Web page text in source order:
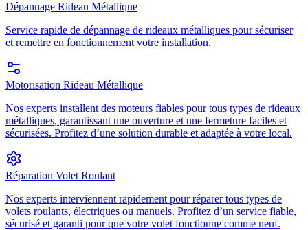
Dépannage Rideau Métallique
Service rapide de dépannage de rideaux métalliques pour sécuriser
et remettre en fonctionnement votre installation.
Motorisation Rideau Métallique
Nos experts installent des moteurs fiables pour tous types de rideaux
métalliques, garantissant une ouverture et une fermeture faciles et
sécurisées. Profitez d’une solution durable et adaptée à votre local.
Réparation Volet Roulant
Nos experts interviennent rapidement pour réparer tous types de
volets roulants, électriques ou manuels. Profitez d’un service fiable,
sécurisé et garanti pour que votre volet fonctionne comme neuf.